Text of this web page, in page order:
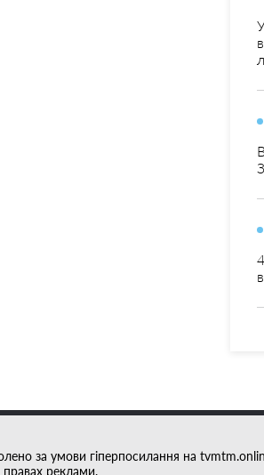
за умови гіперпосилання на
реклами.